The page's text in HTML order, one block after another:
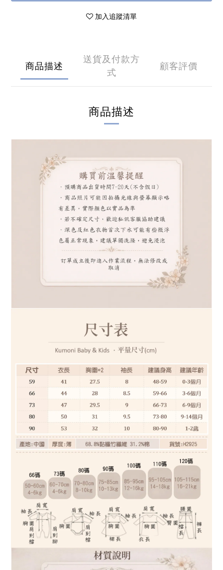
加入追蹤清單
商品描述
送貨及付款方
式
顧客評價
商品描述